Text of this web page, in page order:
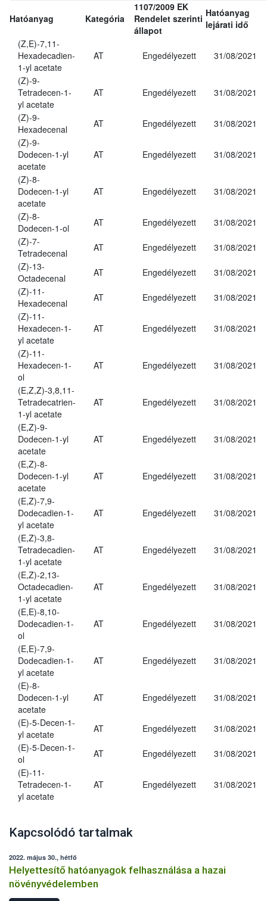
Hatóanyag Kategória
1107/2009 EK
Rendelet szerinti
állapot
Hatóanyag
lejárati idő
(Z,E)-7,11-
Hexadecadien-
1-yl acetate
AT Engedélyezett 31/08/2021
(Z)-9-
Tetradecen-1-
yl acetate
AT Engedélyezett 31/08/2021
(Z)-9-
Hexadecenal
AT Engedélyezett
31/08/2021
(Z)-9-
Dodecen-1-yl
acetate
AT Engedélyezett 31/08/2021
(Z)-8-
Dodecen-1-yl
acetate
AT Engedélyezett 31/08/2021
(Z)-8-
Dodecen-1-ol
AT Engedélyezett
31/08/2021
(Z)-7-
Tetradecenal
AT Engedélyezett
31/08/2021
(Z)-13-
Octadecenal
AT Engedélyezett
31/08/2021
(Z)-11-
Hexadecenal
AT Engedélyezett
31/08/2021
(Z)-11-
Hexadecen-1-
yl acetate
AT Engedélyezett 31/08/2021
(Z)-11-
Hexadecen-1-
ol
AT Engedélyezett 31/08/2021
(E,Z,Z)-3,8,11-
Tetradecatrien-
1-yl acetate
AT Engedélyezett 31/08/2021
(E,Z)-9-
Dodecen-1-yl
acetate
AT Engedélyezett 31/08/2021
(E,Z)-8-
Dodecen-1-yl
acetate
AT Engedélyezett 31/08/2021
(E,Z)-7,9-
Dodecadien-1-
yl acetate
AT Engedélyezett 31/08/2021
(E,Z)-3,8-
Tetradecadien-
1-yl acetate
AT Engedélyezett 31/08/2021
(E,Z)-2,13-
Octadecadien-
1-yl acetate
AT Engedélyezett 31/08/2021
(E,E)-8,10-
Dodecadien-1-
ol
AT Engedélyezett 31/08/2021
(E,E)-7,9-
Dodecadien-1-
yl acetate
AT Engedélyezett 31/08/2021
(E)-8-
Dodecen-1-yl
acetate
AT Engedélyezett 31/08/2021
(E)-5-Decen-1-
yl acetate
AT Engedélyezett
31/08/2021
(E)-5-Decen-1-
ol
AT Engedélyezett
31/08/2021
(E)-11-
Tetradecen-1-
yl acetate
AT Engedélyezett 31/08/2021
Kapcsolódó tartalmak
2022. május 30., hétfő
Helyettesítő hatóanyagok felhasználása a hazai
növényvédelemben